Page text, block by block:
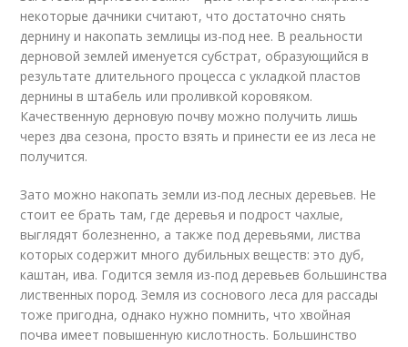
некоторые дачники считают, что достаточно снять
дернину и накопать землицы из-под нее. В реальности
дерновой землей именуется субстрат, образующийся в
результате длительного процесса с укладкой пластов
дернины в штабель или проливкой коровяком.
Качественную дерновую почву можно получить лишь
через два сезона, просто взять и принести ее из леса не
получится.
Зато можно накопать земли из-под лесных деревьев. Не
стоит ее брать там, где деревья и подрост чахлые,
выглядят болезненно, а также под деревьями, листва
которых содержит много дубильных веществ: это дуб,
каштан, ива. Годится земля из-под деревьев большинства
лиственных пород. Земля из соснового леса для рассады
тоже пригодна, однако нужно помнить, что хвойная
почва имеет повышенную кислотность. Большинство